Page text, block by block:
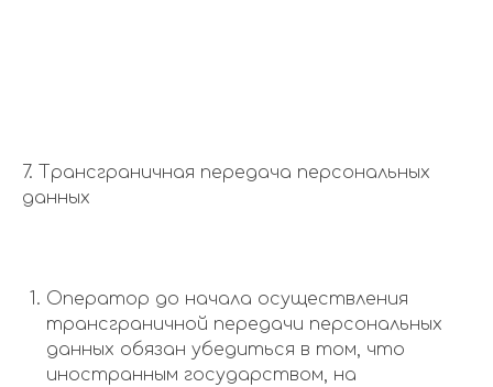
7. Трансграничная передача персональных
данных
Оператор до начала осуществления
трансграничной передачи персональных
данных обязан убедиться в том, что
иностранным государством, на